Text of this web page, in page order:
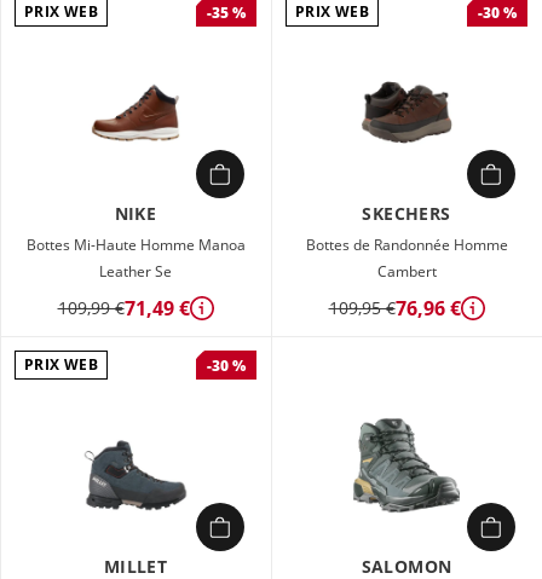
PRIX WEB -35 %
NIKE
Bottes Mi-Haute Homme Manoa
Leather Se
109,99 €71,49 € Détails
PRIX WEB -30 %
SKECHERS
Bottes de Randonnée Homme
Cambert
109,95 €76,96 € Détails
PRIX WEB -30 %
MILLET SALOMON